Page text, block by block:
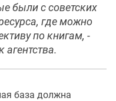
были с советских
где можно
по книгам, -
агентства.
база должна